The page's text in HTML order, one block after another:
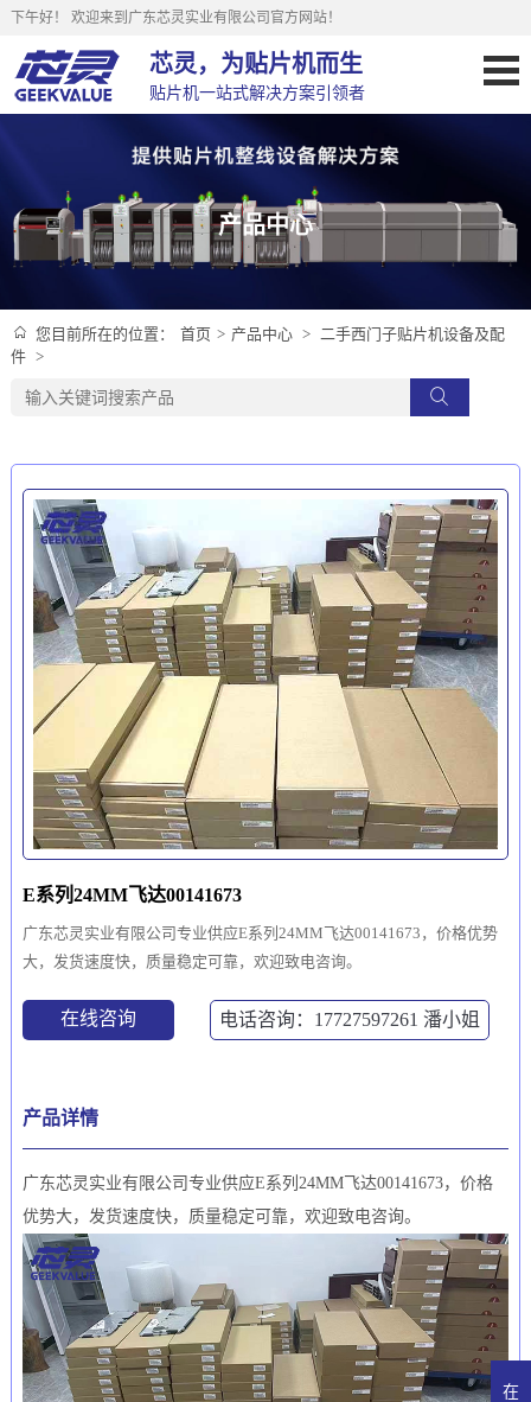
下午好！ 欢迎来到广东芯灵实业有限公司官方网站！
芯灵，为贴片机而生
贴片机一站式解决方案引领者
产品中心
您目前所在的位置： 首页 > 产品中心 > 二手西门子贴片机设备及配
件 >
E系列24MM飞达00141673
广东芯灵实业有限公司专业供应E系列24MM飞达00141673，价格优势
大，发货速度快，质量稳定可靠，欢迎致电咨询。
在线咨询 电话咨询：17727597261 潘小姐
产品详情
广东芯灵实业有限公司专业供应E系列24MM飞达00141673，价格
优势大，发货速度快，质量稳定可靠，欢迎致电咨询。
在